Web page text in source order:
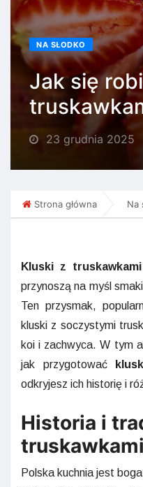
NA SŁODKO
Jak się
23 grudnia 2025
Strona główna Na
Kluski z truskawkami
przynoszą na myśl
Ten przysmak,
kluski z soczystymi
koi i zachwyca. W tym
jak przygotować
odkryjesz ich historię i
Historia i
Polska kuchnia jest